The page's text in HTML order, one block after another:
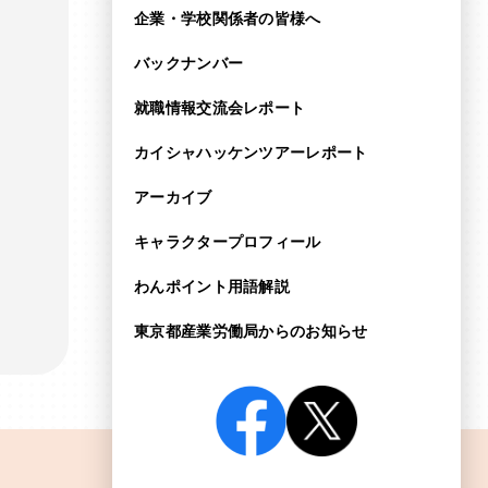
企業・学校関係者の皆様へ
バックナンバー
就職情報交流会レポート
カイシャハッケンツアーレポート
アーカイブ
キャラクタープロフィール
わんポイント用語解説
東京都産業労働局からのお知らせ